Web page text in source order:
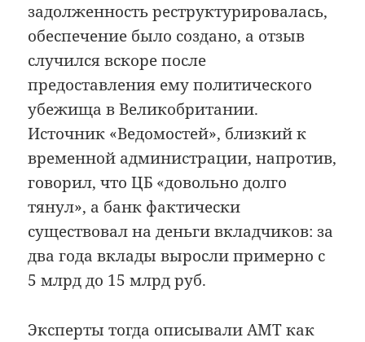
задолженность реструктурировалась,
обеспечение было создано, а отзыв
случился вскоре после
предоставления ему политического
убежища в Великобритании.
Источник «Ведомостей», близкий к
временной администрации, напротив,
говорил, что ЦБ «довольно долго
тянул», а банк фактически
существовал на деньги вкладчиков: за
два года вклады выросли примерно с
5 млрд до 15 млрд руб.
Эксперты тогда описывали АМТ как